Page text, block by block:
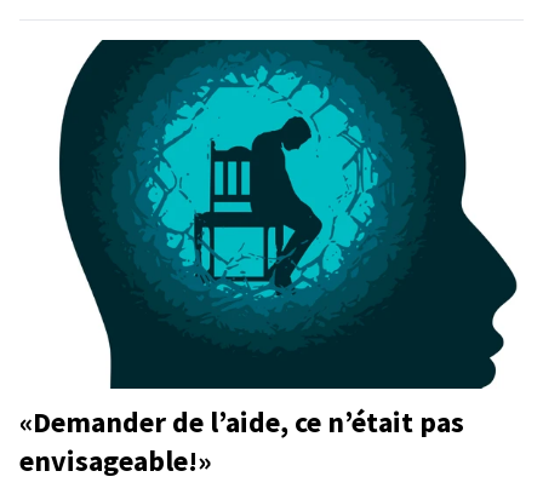
«Demander de l’aide, ce n’était pas
envisageable!»